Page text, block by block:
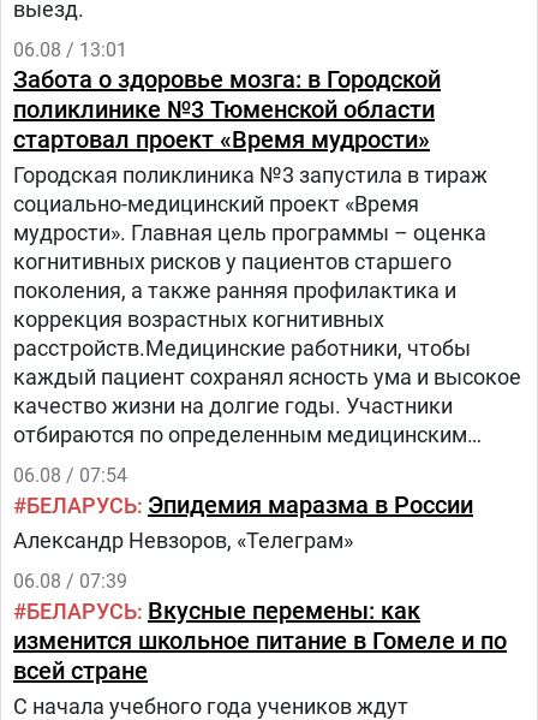
выезд.
06.08 / 13:01
Забота о здоровье мозга: в Городской
поликлинике №3 Тюменской области
стартовал проект «Время мудрости»
Городская поликлиника №3 запустила в тираж
социально-медицинский проект «Время
мудрости». Главная цель программы – оценка
когнитивных рисков у пациентов старшего
поколения, а также ранняя профилактика и
коррекция возрастных когнитивных
расстройств.Медицинские работники, чтобы
каждый пациент сохранял ясность ума и высокое
качество жизни на долгие годы. Участники
отбираются по определенным медицинским
критериям из числа прикрепленного к
поликлинике населения.Путь в проекте состоит
из трех этапов:1.
06.08 / 07:54
БЕЛАРУСЬ Эпидемия маразма в России
Александр Невзоров, «Телеграм»
06.08 / 07:39
БЕЛАРУСЬ Вкусные перемены: как
изменится школьное питание в Гомеле и по
всей стране
С начала учебного года учеников ждут